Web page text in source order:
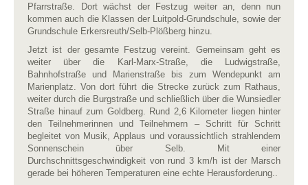
Pfarrstraße. Dort wächst der Festzug weiter an, denn nun
kommen auch die Klassen der Luitpold-Grundschule, sowie der
Grundschule Erkersreuth/Selb-Plößberg hinzu.
Jetzt ist der gesamte Festzug vereint. Gemeinsam geht es
weiter über die Karl-Marx-Straße, die Ludwigstraße,
Bahnhofstraße und Marienstraße bis zum Wendepunkt am
Marienplatz. Von dort führt die Strecke zurück zum Rathaus,
weiter durch die Burgstraße und schließlich über die Wunsiedler
Straße hinauf zum Goldberg. Rund 2,6 Kilometer liegen hinter
den Teilnehmerinnen und Teilnehmern – Schritt für Schritt
begleitet von Musik, Applaus und voraussichtlich strahlendem
Sonnenschein über Selb. Mit einer
Durchschnittsgeschwindigkeit von rund 3 km/h ist der Marsch
gerade bei höheren Temperaturen eine echte Herausforderung..